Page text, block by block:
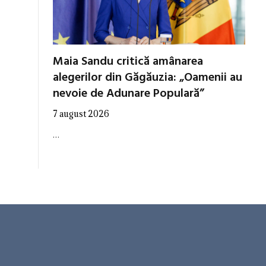
Maia Sandu critică amânarea
alegerilor din Găgăuzia: „Oamenii au
nevoie de Adunare Populară”
7 august 2026
…